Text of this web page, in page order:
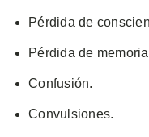
Pérdida de
Pérdida de
Confusión.
Convulsiones.